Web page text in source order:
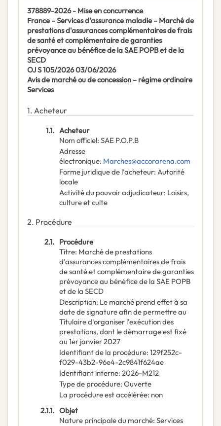
378889-2026 - Mise en concurrence
France – Services d'assurance maladie – Marché de
prestations d'assurances complémentaires de frais
de santé et complémentaire de garanties
prévoyance au bénéfice de la SAE POPB et de la
SECD
OJ S 105/2026 03/06/2026
Avis de marché ou de concession – régime ordinaire
Services
1. Acheteur
1.1. Acheteur
Nom officiel: SAE P.O.P.B
Adresse
électronique: Marches@accorarena.com
Forme juridique de l’acheteur: Autorité
locale
Activité du pouvoir adjudicateur: Loisirs,
culture et culte
2. Procédure
2.1. Procédure
Titre: Marché de prestations
d'assurances complémentaires de frais
de santé et complémentaire de garanties
prévoyance au bénéfice de la SAE POPB
et de la SECD
Description: Le marché prend effet à sa
date de signature afin de permettre au
Titulaire d'organiser l'exécution des
prestations, dont le démarrage est fixé
au 1er janvier 2027
Identifiant de la procédure: 129f252c-
f029-43b2-96e4-2c9841f624ae
Identifiant interne: 2026-M212
Type de procédure: Ouverte
La procédure est accélérée: non
2.1.1. Objet
Nature principale du marché: Services